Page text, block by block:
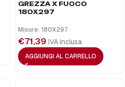
GREZZA X FUOCO
180X297
Misure: 180X297
€71,39 IVA inclusa
AGGIUNGI AL CARRELLO